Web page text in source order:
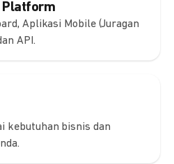
Platform
Aplikasi Mobile (Juragan
API.
kebutuhan bisnis dan